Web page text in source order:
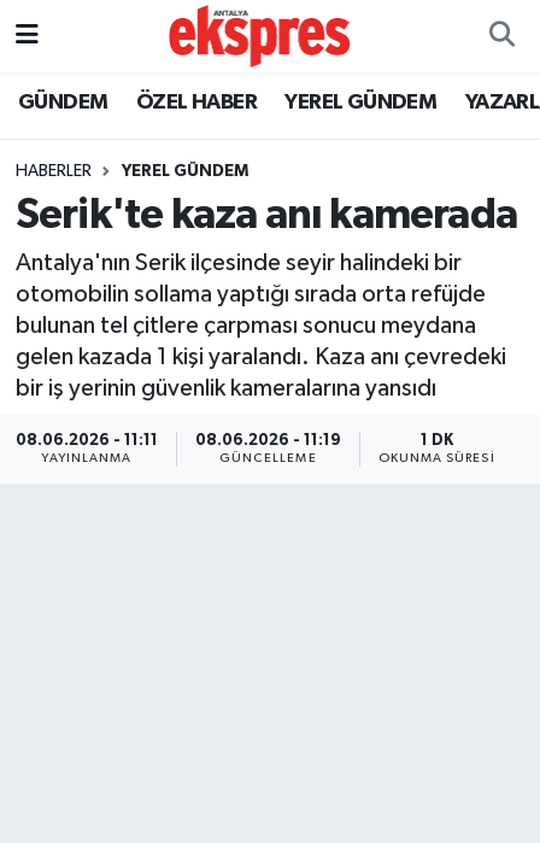
GÜNDEM ÖZEL HABER YEREL GÜNDEM
HABERLER YEREL GÜNDEM
Serik'te kaza anı kamerada
Antalya'nın Serik ilçesinde seyir halindeki bir
otomobilin sollama yaptığı sırada orta refüjde
bulunan tel çitlere çarpması sonucu meydana
gelen kazada 1 kişi yaralandı. Kaza anı çevredeki
bir iş yerinin güvenlik kameralarına yansıdı
08.06.2026 - 11:11
YAYINLANMA
08.06.2026 - 11:19
GÜNCELLEME
1 DK
OKUNMA SÜRESI
ÖZEL HABER
YEREL GÜNDEM
EKONOMİ
KÜLTÜR - SANAT
SPOR
SİYASET
Nöbetçi Eczaneler
Trafik Durumu
Süper Lig Puan Durumu ve Fikstür
Tüm Manşetler
Son Dakika Haberleri
Haber Arşivi